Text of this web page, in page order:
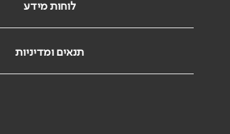
לוחות מידע
תנאים ומדיניות